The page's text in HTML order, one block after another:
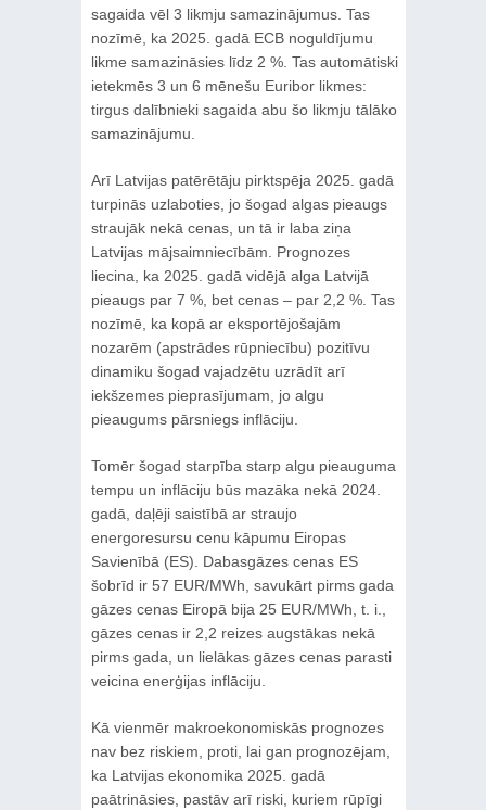
sagaida vēl 3 likmju samazinājumus. Tas
nozīmē, ka 2025. gadā ECB noguldījumu
likme samazināsies līdz 2 %. Tas automātiski
ietekmēs 3 un 6 mēnešu Euribor likmes:
tirgus dalībnieki sagaida abu šo likmju tālāko
samazinājumu.
Arī Latvijas patērētāju pirktspēja 2025. gadā
turpinās uzlaboties, jo šogad algas pieaugs
straujāk nekā cenas, un tā ir laba ziņa
Latvijas mājsaimniecībām. Prognozes
liecina, ka 2025. gadā vidējā alga Latvijā
pieaugs par 7 %, bet cenas – par 2,2 %. Tas
nozīmē, ka kopā ar eksportējošajām
nozarēm (apstrādes rūpniecību) pozitīvu
dinamiku šogad vajadzētu uzrādīt arī
iekšzemes pieprasījumam, jo algu
pieaugums pārsniegs inflāciju.
Tomēr šogad starpība starp algu pieauguma
tempu un inflāciju būs mazāka nekā 2024.
gadā, daļēji saistībā ar straujo
energoresursu cenu kāpumu Eiropas
Savienībā (ES). Dabasgāzes cenas ES
šobrīd ir 57 EUR/MWh, savukārt pirms gada
gāzes cenas Eiropā bija 25 EUR/MWh, t. i.,
gāzes cenas ir 2,2 reizes augstākas nekā
pirms gada, un lielākas gāzes cenas parasti
veicina enerģijas inflāciju.
Kā vienmēr makroekonomiskās prognozes
nav bez riskiem, proti, lai gan prognozējam,
ka Latvijas ekonomika 2025. gadā
paātrināsies, pastāv arī riski, kuriem rūpīgi